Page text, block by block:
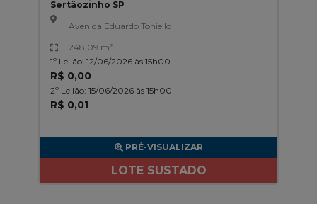
Sertãozinho SP
Avenida Eduardo Toniello
248,09 m²
1º Leilão: 12/06/2026 às 15h00
R$ 0,00
2º Leilão: 15/06/2026 às 15h00
R$ 0,01
PRÉ-VISUALIZAR
LOTE SUSTADO